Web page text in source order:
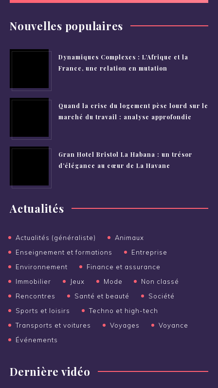
Nouvelles populaires
Dynamiques Complexes : L’Afrique et la
France, une relation en mutation
Quand la crise du logement pèse lourd sur le
marché du travail : analyse approfondie
Gran Hotel Bristol La Habana : un trésor
d’élégance au cœur de La Havane
Actualités
Actualités (généraliste)
Animaux
Enseignement et formations
Entreprise
Environnement
Finance et assurance
Immobilier
Jeux Mode
Non classé
Rencontres
Santé et beauté
Société
Sports et loisirs
Techno et high-tech
Transports et voitures
Voyages
Voyance
Événements
Dernière vidéo